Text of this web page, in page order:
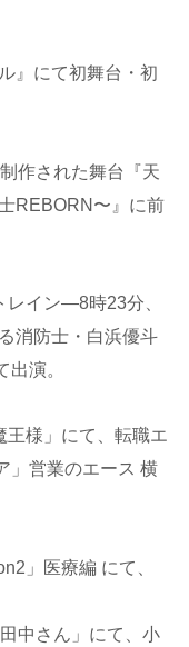
』にて初舞台・初
作された舞台『天
REBORN〜』に前
レイン―8時23分、
消防士・白浜優斗
演。
王様」にて、転職エ
」営業のエース 横
」医療編 にて、
中さん」にて、小